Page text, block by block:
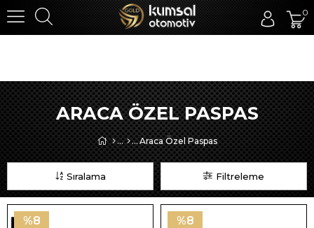
0
ARACA ÖZEL PASPAS
Araca Özel Paspas
Filtreleme
Sıralama
%8 %8